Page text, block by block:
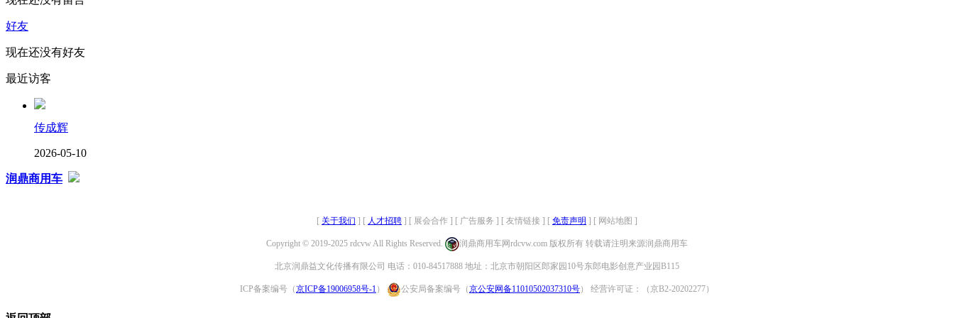
好友
现在还没有好友
最近访客
传成辉
2026-05-10
润鼎商用车
[ 关于我们 ] [ 人才招聘 ] [ 展会合作 ] [ 广告服务 ] [ 友情链接 ] [ 免责声明 ] [ 网站地图 ]
Copyright © 2019-2025 rdcvw All Rights Reserved. 润鼎商用车网rdcvw.com 版权所有 转载请注明来源润鼎商用车
北京润鼎益文化传播有限公司 电话：010-84517888 地址：北京市朝阳区郎家园10号东郎电影创意产业园B115
ICP备案编号（京ICP备19006958号-1 ） 公安局备案编号（京公安网备11010502037310号） 经营许可证：（京B2-20202277）